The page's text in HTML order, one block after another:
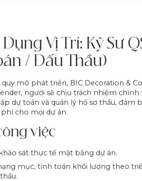
Dụng Vị Trí: Kỹ Sư
/ Đấu Thầu)
mô phát triển, BIC Decoration &
người sẽ chịu trách nhiệm
dự toán và quản lý hồ sơ thầu, đảm
phí cho mọi dự án.
việc
sát thực tế mặt bằng dự án.
mục, tính toán khối lượng theo